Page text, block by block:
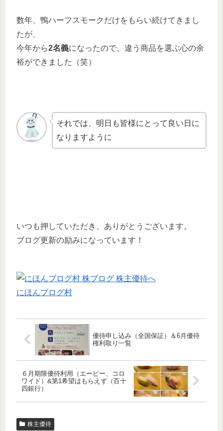
数年、鴨ハーフスモークだけをもらい続けてきまし
たが、
今年から2名義になったので、違う商品を選ぶ心の余
裕ができました（笑）
それでは、明日も皆様にとって良い日に
なりますように
いつも押していただき、ありがとうございます。
ブログ更新の励みになっています！
にほんブログ村
優待申し込み（全国保証）＆6月優待
権利取り一覧
６月期限優待利用（エーピー、コロ
ワイド）&第1希望はもらえず（百十
四銀行）
株主優待